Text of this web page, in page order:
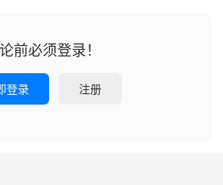
前必须登录！
登录 注册